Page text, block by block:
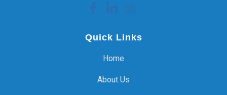
Quick Links
Home
About Us